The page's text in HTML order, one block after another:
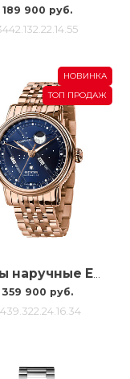
189 900 руб.
НОВИНКА
ТОП ПРОДАЖ
Часы наручные Epos 3439 Bm North Star 3439.322.24.16.34
359 900 руб.